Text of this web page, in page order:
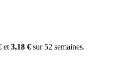
et 3,18 € sur 52 semaines.